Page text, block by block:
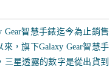
Gear智慧手錶迄今為止銷售
，旗下Galaxy Gear智慧手
星透露的數字是從出貨到